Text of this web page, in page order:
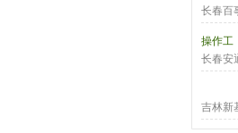
长春百
操作工
长春安
吉林新